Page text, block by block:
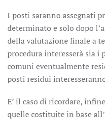
I posti saranno assegnati
determinato e solo dopo
della valutazione finale a
procedura interesserà sia i
comuni eventualmente
posti residui
E’ il caso di ricordare,
quelle costituite in base all’